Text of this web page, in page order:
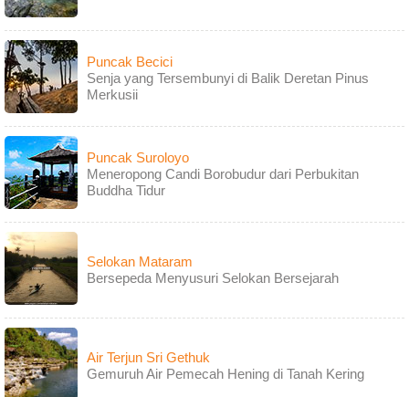
Puncak Becici
Senja yang Tersembunyi di Balik Deretan Pinus
Merkusii
Puncak Suroloyo
Meneropong Candi Borobudur dari Perbukitan
Buddha Tidur
Selokan Mataram
Bersepeda Menyusuri Selokan Bersejarah
Air Terjun Sri Gethuk
Gemuruh Air Pemecah Hening di Tanah Kering